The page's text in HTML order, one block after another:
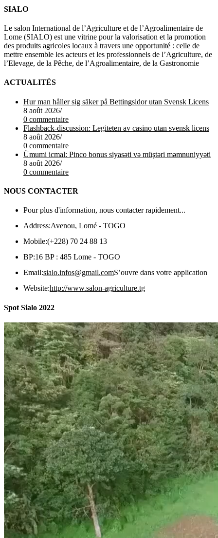
SIALO
Le salon International de l’Agriculture et de l’Agroalimentaire de
Lome (SIALO) est une vitrine pour la valorisation et la promotion
des produits agricoles locaux à travers une opportunité : celle de
mettre ensemble les acteurs et les professionnels de l’Agriculture, de
l’Elevage, de la Pêche, de l’Agroalimentaire, de la Gastronomie
ACTUALITÉS
Hur man håller sig säker på Bettingsidor utan Svensk Licens
8 août 2026/
0 commentaire
Flashback-discussion: Legiteten av casino utan svensk licens
8 août 2026/
0 commentaire
Ümumi icmal: Pinco bonus siyasəti və müştəri məmnuniyyəti
8 août 2026/
0 commentaire
NOUS CONTACTER
Pour plus d'information, nous contacter rapidement...
Address:Avenou, Lomé - TOGO
Mobile:(+228) 70 24 88 13
BP:16 BP : 485 Lome - TOGO
Email:sialo.infos@gmail.comS’ouvre dans votre application
Website:http://www.salon-agriculture.tg
Spot Sialo 2022